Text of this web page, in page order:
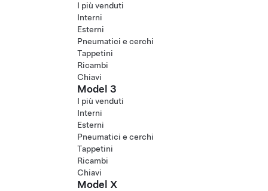
I più venduti
Interni
Esterni
Pneumatici e cerchi
Tappetini
Ricambi
Chiavi
Model 3
I più venduti
Interni
Esterni
Pneumatici e cerchi
Tappetini
Ricambi
Chiavi
Model X